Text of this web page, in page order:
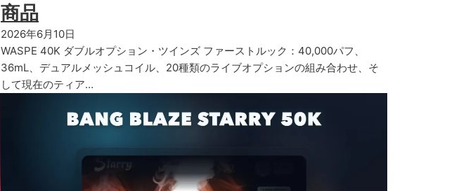
商品
2026年6月10日
WASPE 40K ダブルオプション・ツインズ ファーストルック：40,000パフ、
36mL、デュアルメッシュコイル、20種類のライブオプションの組み合わせ、そ
して現在のティア…